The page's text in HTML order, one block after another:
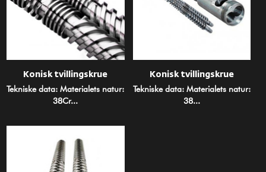
Konisk tvillingskrue
Tekniske data: Materialets natur:
38Cr...
Konisk tvillingskrue
Tekniske data: Materialets natur:
38...